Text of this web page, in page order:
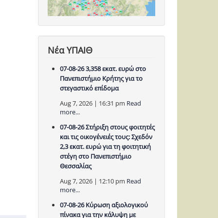
Νέα ΥΠΑΙΘ
07-08-26 3,358 εκατ. ευρώ στο
Πανεπιστήμιο Κρήτης για το
στεγαστικό επίδομα
Aug 7, 2026 | 16:31 pm Read
more...
07-08-26 Στήριξη στους φοιτητές
και τις οικογένειές τους: Σχεδόν
2,3 εκατ. ευρώ για τη φοιτητική
στέγη στο Πανεπιστήμιο
Θεσσαλίας
Aug 7, 2026 | 12:10 pm Read
more...
07-08-26 Κύρωση αξιολογικού
πίνακα για την κάλυψη με